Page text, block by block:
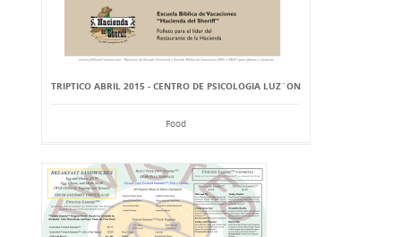
TRIPTICO ABRIL 2015 - CENTRO DE PSICOLOGIA LUZ`ON
Food